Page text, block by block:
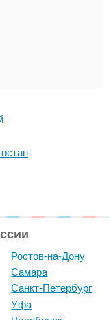
Ростов-на-Дону
Самара
Санкт-Петербург
Уфа